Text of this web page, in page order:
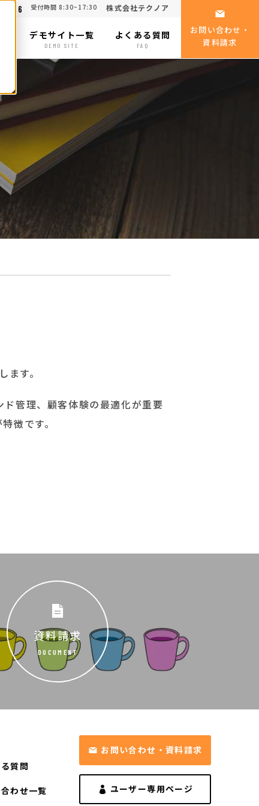
受付時間 8:30~17:30 株式会社テクノア
お問い合わせ・
資料請求
デモサイト一覧
DEMO SITE
よくある質問
FAQ
す。
管理、顧客体験の最適化が重要
徴です。
資料請求
DOCUMENT
質問
わせ一覧
お問い合わせ・資料請求
ユーザー専用ページ